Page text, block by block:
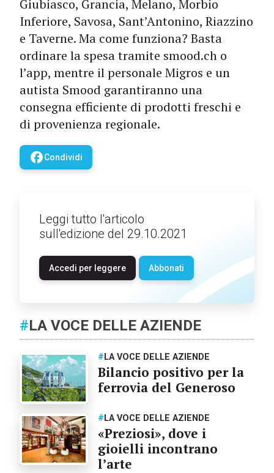
Giubiasco, Grancia, Melano, Morbio
Inferiore, Savosa, Sant’Antonino, Riazzino
e Taverne. Ma come funziona? Basta
ordinare la spesa tramite smood.ch o
l’app, mentre il personale Migros e un
autista Smood garantiranno una
consegna efficiente di prodotti freschi e
di provenienza regionale.
facebookCondividi
Leggi tutto l'articolo
sull'edizione del 29.10.2021
Accedi per leggere Abbonati
#LA VOCE DELLE AZIENDE
# LA VOCE DELLE AZIENDE
Bilancio positivo per la
ferrovia del Generoso
# LA VOCE DELLE AZIENDE
«Preziosi», dove i
gioielli incontrano
l’arte